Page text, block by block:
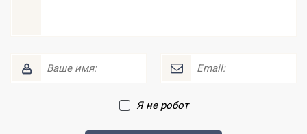
Я не робот